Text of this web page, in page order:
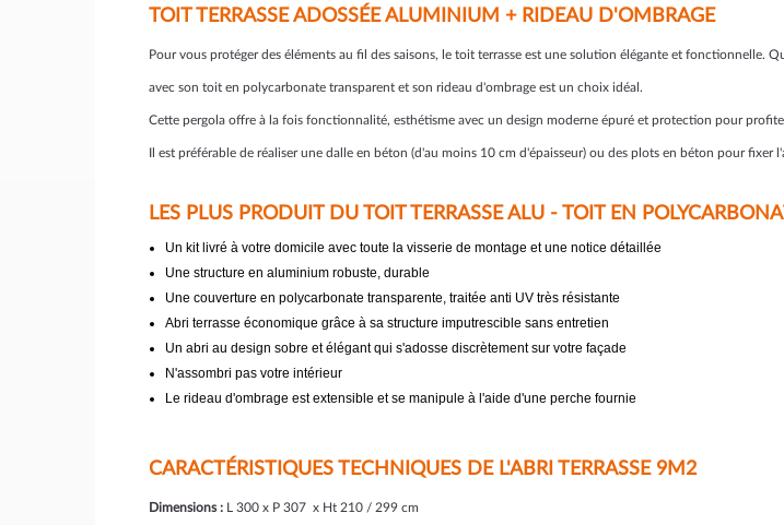
TOIT TERRASSE ADOSSÉE ALUMINIUM + RIDEAU D'OMBRAGE
Pour vous protéger des éléments au fil des saisons, le toit terrasse est une solution élégante et fonctionnelle.
avec son toit en polycarbonate transparent et son rideau d'ombrage est un choix idéal.
Cette pergola offre à la fois fonctionnalité, esthétisme avec un design moderne épuré et protection pour
Il est préférable de réaliser une dalle en béton (d'au moins 10 cm d'épaisseur) ou des plots en béton pour fixer
LES PLUS PRODUIT DU TOIT TERRASSE ALU - TOIT EN
Un kit livré à votre domicile avec toute la visserie de montage et une notice détaillée
Une structure en aluminium robuste, durable
Une couverture en polycarbonate transparente, traitée anti UV très résistante
Abri terrasse économique grâce à sa structure imputrescible sans entretien
Un abri au design sobre et élégant qui s'adosse discrètement sur votre façade
N'assombri pas votre intérieur
Le rideau d'ombrage est extensible et se manipule à l'aide d'une perche fournie
CARACTÉRISTIQUES TECHNIQUES DE L'ABRI TERRASSE 9M2
Dimensions : L 300 x P 307 x Ht 210 / 299 cm